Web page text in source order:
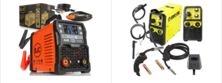
Najpredávanejšie
Abecedne